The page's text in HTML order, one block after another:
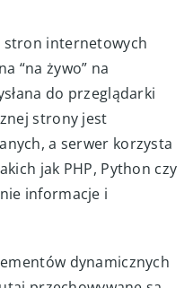
stron internetowych
“na żywo” na
do przeglądarki
strony jest
a serwer korzysta
jak PHP, Python czy
informacje i
dynamicznych